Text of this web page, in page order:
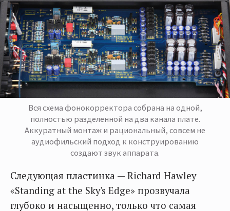
Вся схема фонокорректора собрана на одной,
полностью разделенной на два канала плате.
Аккуратный монтаж и рациональный, совсем не
аудиофильский подход к конструированию
создают звук аппарата.
Следующая пластинка — Richard Hawley
«Standing at the Sky's Edge» прозвучала
глубоко и насыщенно, только что самая